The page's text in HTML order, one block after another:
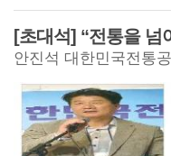
안진석 대한민국전통